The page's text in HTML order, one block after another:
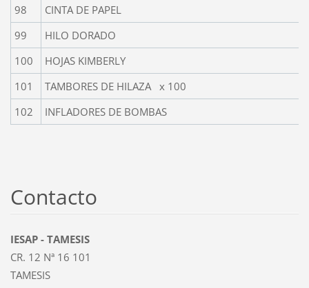
98
CINTA DE PAPEL
99
HILO DORADO
100
HOJAS KIMBERLY
101
TAMBORES DE HILAZA x 100
102
INFLADORES DE BOMBAS
Contacto
IESAP - TAMESIS
CR. 12 Nª 16 101
TAMESIS